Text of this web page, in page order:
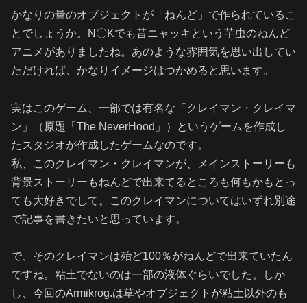
かなりの量のオブジェクトが「ねんど」で作られているこ
とでしょうか。N〇Kでも昔ニャッキという芋虫のねんど
アニメがありましたね。あのような雰囲気を思い出してい
ただければ、かなりイメージはつかめると思います。
実はこのゲーム、一部では有名な「クレイマン・クレイマ
ン」（原題「The NeverHood」）というゲームを作成し
たスタジオが作成したゲームなのです。
私、このクレイマン・クレイマンが、メインストーリーも
背景ストーリーもねんどで出来てるところも何もかもとっ
ても大好きでして。このクレイマンについてはいずれ別途
で記事を書きたいと思っています。
で、そのクレイマンは殆ど100％がねんどで出来ていたん
ですね。粘土でないのは一部の液体ぐらいでした。しか
し、今回のArmikrog.は草やオブジェクトが粘土以外のも